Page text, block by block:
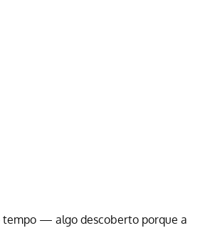
tempo — algo descoberto porque a